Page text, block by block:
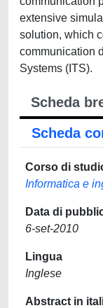
extensive
solution, which
communication
Systems (ITS).
Scheda
Scheda
Corso di
Informatica e
Data di
6-set-2010
Lingua
Inglese
Abstract in